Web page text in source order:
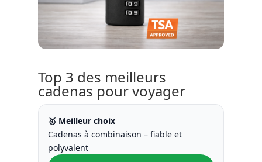
Top 3 des meilleurs
cadenas pour voyager
🥇 Meilleur choix
Cadenas à combinaison – fiable et
polyvalent